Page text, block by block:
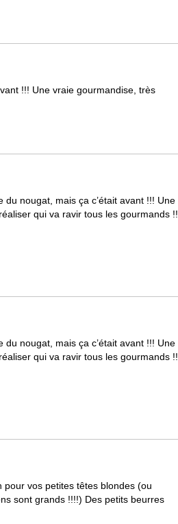
!!! Une vraie gourmandise, très
nougat, mais ça c’était avant !!! Une
qui va ravir tous les gourmands !!
nougat, mais ça c’était avant !!! Une
qui va ravir tous les gourmands !!
vos petites têtes blondes (ou
sont grands !!!!) Des petits beurres